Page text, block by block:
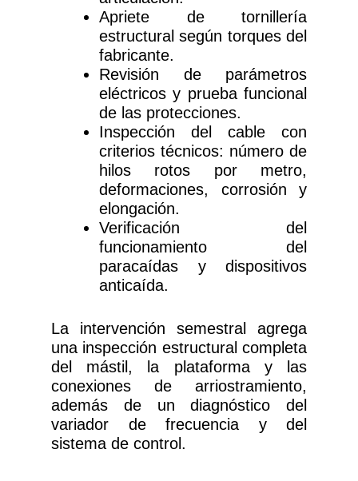
Apriete de tornillería
estructural según torques del
fabricante.
Revisión de parámetros
eléctricos y prueba funcional
de las protecciones.
Inspección del cable con
criterios técnicos: número de
hilos rotos por metro,
deformaciones, corrosión y
elongación.
Verificación del
funcionamiento del
paracaídas y dispositivos
anticaída.
La intervención semestral agrega
una inspección estructural completa
del mástil, la plataforma y las
conexiones de arriostramiento,
además de un diagnóstico del
variador de frecuencia y del
sistema de control.